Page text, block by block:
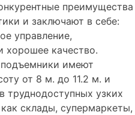
преимущества
и заключают в себе:
управление,
хорошее качество.
имеют
от 8 м. до 11.2 м. и
труднодоступных узких
склады, супермаркеты,